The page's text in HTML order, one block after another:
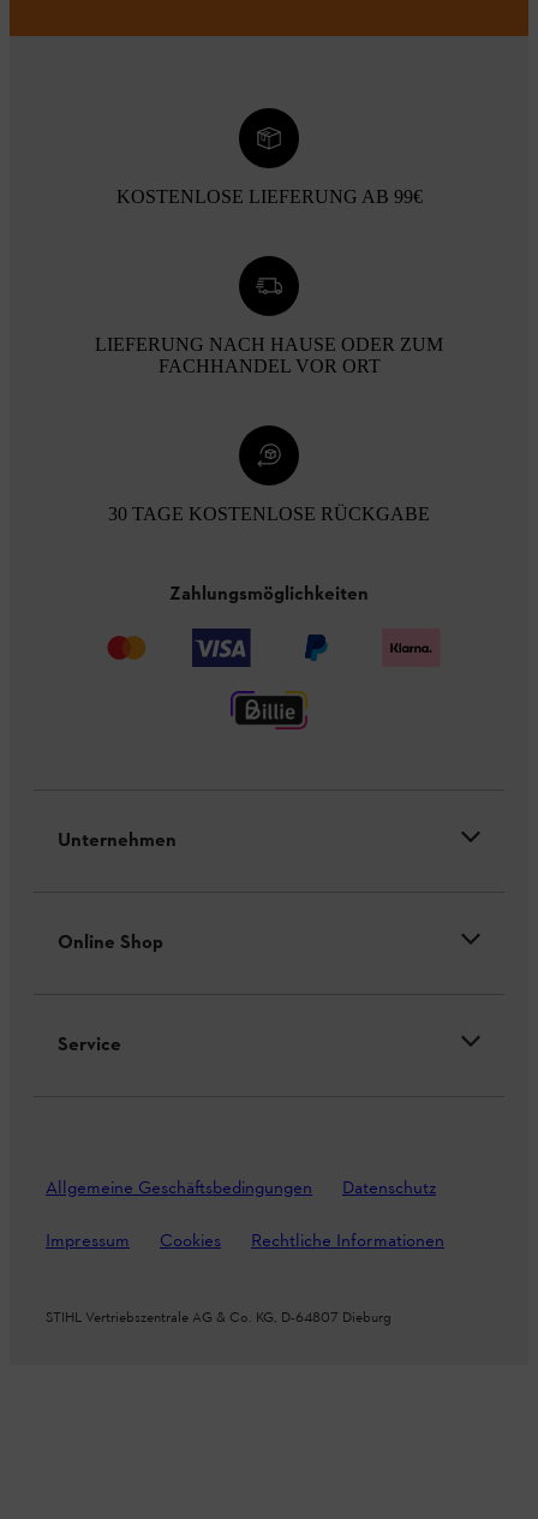
KOSTENLOSE LIEFERUNG AB 99€
LIEFERUNG NACH HAUSE ODER ZUM
FACHHANDEL VOR ORT
30 TAGE KOSTENLOSE RÜCKGABE
Zahlungsmöglichkeiten
Unternehmen
Online Shop
Service
Allgemeine Geschäftsbedingungen Datenschutz
Impressum Cookies Rechtliche Informationen
STIHL Vertriebszentrale AG & Co. KG, D-64807 Dieburg